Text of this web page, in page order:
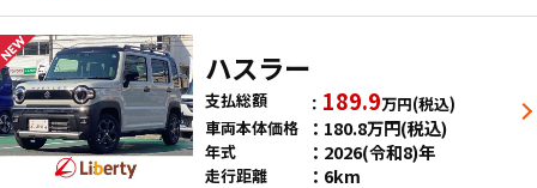
ハスラー
支払総額 189.9万円(税込)
車両本体価格
180.8万円(税込)
年式 2026(令和8)年
走行距離 6km